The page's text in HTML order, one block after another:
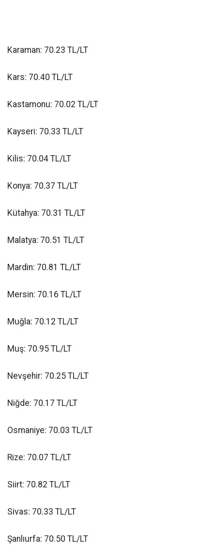
Karaman: 70.23 TL/LT
Kars: 70.40 TL/LT
Kastamonu: 70.02 TL/LT
Kayseri: 70.33 TL/LT
Kilis: 70.04 TL/LT
Konya: 70.37 TL/LT
Kütahya: 70.31 TL/LT
Malatya: 70.51 TL/LT
Mardin: 70.81 TL/LT
Mersin: 70.16 TL/LT
Muğla: 70.12 TL/LT
Muş: 70.95 TL/LT
Nevşehir: 70.25 TL/LT
Niğde: 70.17 TL/LT
Osmaniye: 70.03 TL/LT
Rize: 70.07 TL/LT
Siirt: 70.82 TL/LT
Sivas: 70.33 TL/LT
Şanlıurfa: 70.50 TL/LT